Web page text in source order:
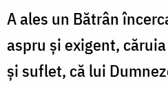
A ales un Bătrân
aspru și exigent,
și suflet, că lui